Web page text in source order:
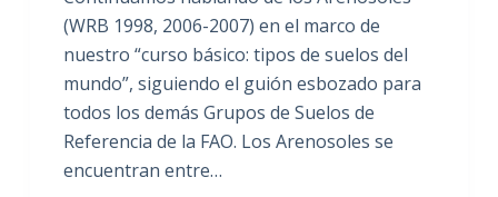
(WRB 1998, 2006-2007) en el marco de
nuestro “curso básico: tipos de suelos del
mundo”, siguiendo el guión esbozado para
todos los demás Grupos de Suelos de
Referencia de la FAO. Los Arenosoles se
encuentran entre…